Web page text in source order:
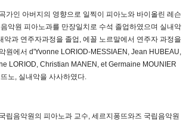
가인 아버지의 영향으로 일찍이 피아노와 바이올린 레슨
악원 피아노과를 만장일치로 수석 졸업하였으며 실내악
악과 연주자과정을 졸업, 에꼴 노르말에서 연주자 과정을
원에서 d'Yvonne LORIOD-MESSIAEN, Jean HUBEAU,
LORIOD, Christian MANEN, et Germaine MOUNIER
노, 실내악을 사사하였다.
립음악원의 피아노과 교수, 세르지퐁뜨와즈 국립음악원